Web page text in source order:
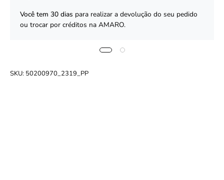
Você tem 30 dias para realizar a devolução do seu pedido
ou trocar por créditos na AMARO.
SKU: 50200970_2319_PP